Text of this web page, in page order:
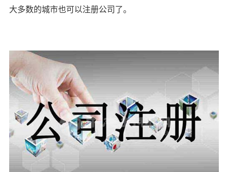
大多数的城市也可以注册公司了。